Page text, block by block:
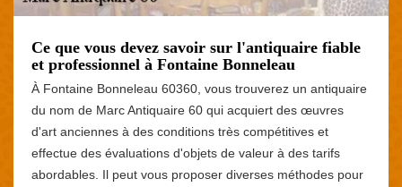
Ce que vous devez savoir sur l'antiquaire fiable
et professionnel à Fontaine Bonneleau
À Fontaine Bonneleau 60360, vous trouverez un antiquaire
du nom de Marc Antiquaire 60 qui acquiert des œuvres
d'art anciennes à des conditions très compétitives et
effectue des évaluations d'objets de valeur à des tarifs
abordables. Il peut vous proposer diverses méthodes pour